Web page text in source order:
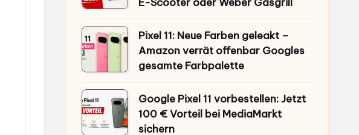
Pixel 11: Neue Farben geleakt –
Amazon verrät offenbar Googles
gesamte Farbpalette
Google Pixel 11 vorbestellen: Jetzt
100 € Vorteil bei MediaMarkt
sichern